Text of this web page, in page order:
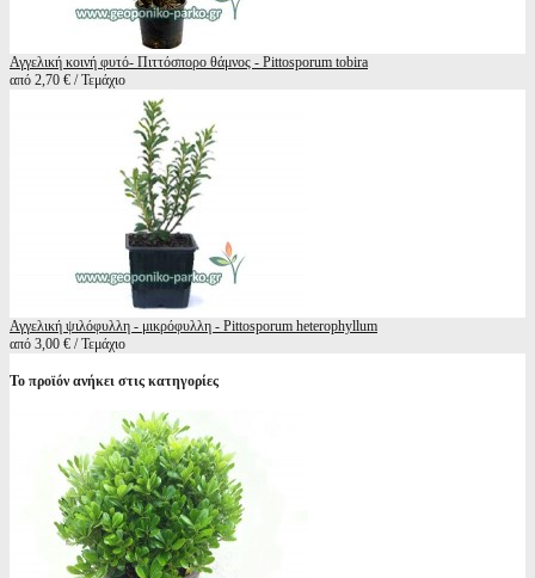
Αγγελική κοινή φυτό- Πιττόσπορο θάμνος - Pittosporum tobira
από 2,70 € / Τεμάχιο
Αγγελική ψιλόφυλλη - μικρόφυλλη - Pittosporum heterophyllum
από 3,00 € / Τεμάχιο
Το προϊόν ανήκει στις κατηγορίες